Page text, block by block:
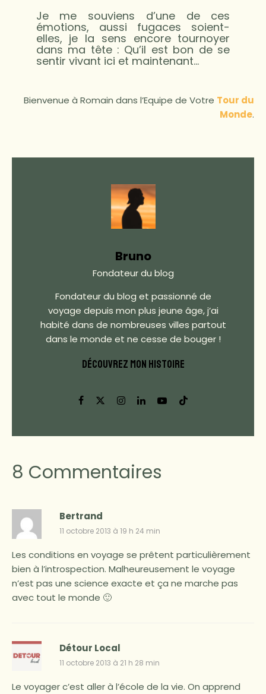
Je me souviens d’une de ces
émotions, aussi fugaces soient-
elles, je la sens encore tournoyer
dans ma tête : Qu’il est bon de se
sentir vivant ici et maintenant…
Bienvenue à Romain dans l’Equipe de Votre Tour du
Monde.
Bruno
Fondateur du blog
Fondateur du blog et passionné de
voyage depuis mon plus jeune âge, j’ai
habité dans de nombreuses villes partout
dans le monde et ne cesse de bouger !
DÉCOUVREZ MON HISTOIRE
8 Commentaires
Bertrand
11 octobre 2013 à 19 h 24 min
Les conditions en voyage se prêtent particulièrement
bien à l’introspection. Malheureusement le voyage
n’est pas une science exacte et ça ne marche pas
avec tout le monde 🙂
Détour Local
11 octobre 2013 à 21 h 28 min
Le voyager c’est aller à l’école de la vie. On apprend